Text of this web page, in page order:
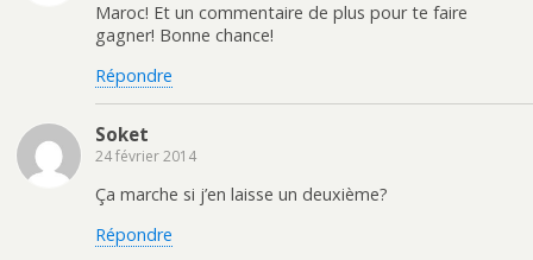
Maroc! Et un commentaire de plus pour te faire
gagner! Bonne chance!
Répondre
Soket
24 février 2014
Ça marche si j’en laisse un deuxième?
Répondre